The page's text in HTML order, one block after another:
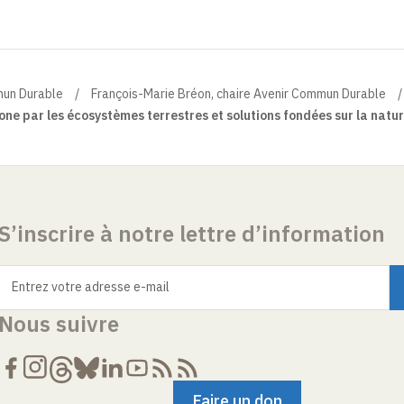
Durable
François-Marie Bréon, chaire Avenir Commun Durable
par les écosystèmes terrestres et solutions fondées sur la
à notre lettre d’information
Entrez votre adresse e-mail
suivre